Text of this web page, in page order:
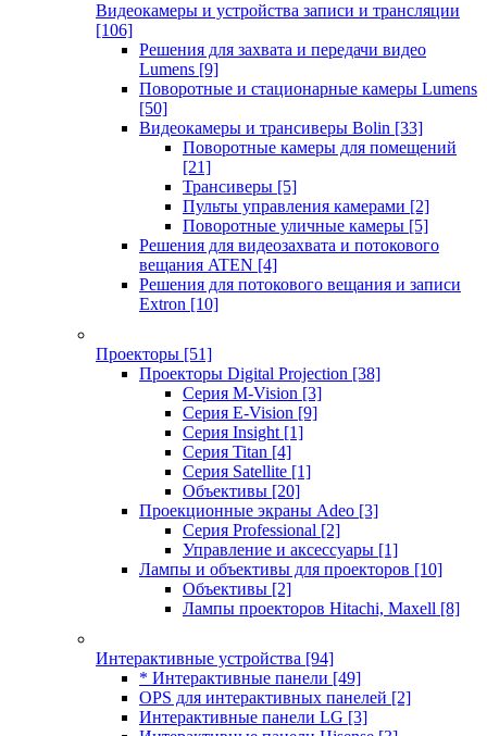
Видеокамеры и устройства записи и трансляции
[106]
Решения для захвата и передачи видео
Lumens [9]
Поворотные и стационарные камеры Lumens
[50]
Видеокамеры и трансиверы Bolin [33]
Поворотные камеры для помещений
[21]
Трансиверы [5]
Пульты управления камерами [2]
Поворотные уличные камеры [5]
Решения для видеозахвата и потокового
вещания ATEN [4]
Решения для потокового вещания и записи
Extron [10]
Проекторы [51]
Проекторы Digital Projection [38]
Серия M-Vision [3]
Серия E-Vision [9]
Серия Insight [1]
Серия Titan [4]
Серия Satellite [1]
Объективы [20]
Проекционные экраны Adeo [3]
Серия Professional [2]
Управление и аксессуары [1]
Лампы и объективы для проекторов [10]
Объективы [2]
Лампы проекторов Hitachi, Maxell [8]
Интерактивные устройства [94]
* Интерактивные панели [49]
OPS для интерактивных панелей [2]
Интерактивные панели LG [3]